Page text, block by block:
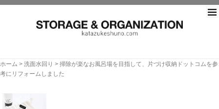
ホーム > 洗面水回り > 掃除が楽なお風呂場を目指して、片づけ収納ドットコムを参
考にリフォームしました